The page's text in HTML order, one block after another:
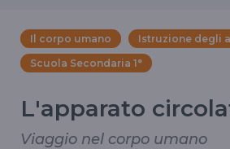
Il corpo umano
Istruzione degli
Scuola Secondaria 1°
L'apparato
Viaggio nel corpo umano